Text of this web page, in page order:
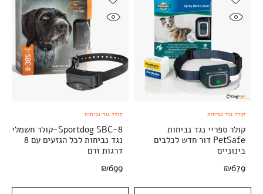
קולר נגד נביחות
קולר ספריי נגד נביחות
PetSafe דור חדש לכלבים
בינוניים
₪679
קולר נגד נביחות
Sportdog SBC-8-קולר חשמלי
נגד נביחות לכל הגזעים עם 8
דרגות זרם
₪699